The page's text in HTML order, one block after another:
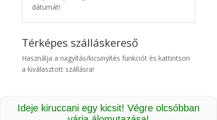
dátumát!
Térképes szálláskereső
Használja a nagyítás/kicsinyítés funkciót és kattintson
a kiválasztott szállásra!
Ideje kiruccani egy kicsit! Végre olcsóbban